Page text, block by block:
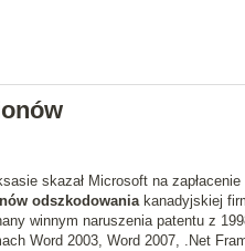
skazał Microsoft na zapłacenie
odszkodowaniakanadyjskiej
winnym naruszenia patentu z
Word 2003, Word 2007, .Net